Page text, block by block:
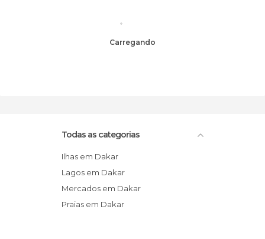
Carregando
Todas as categorias
Ilhas em Dakar
Lagos em Dakar
Mercados em Dakar
Praias em Dakar